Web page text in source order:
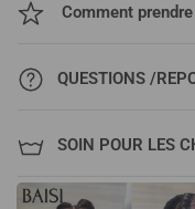
Comment
QUESTIONS /
SOIN POUR LES